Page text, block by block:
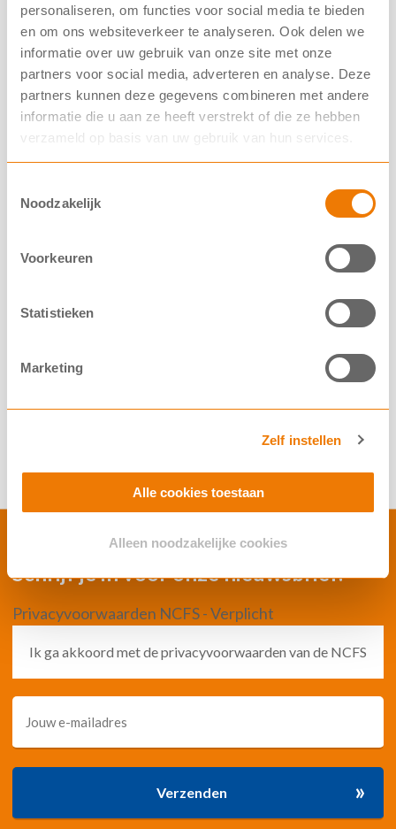
personaliseren, om functies voor social media te bieden
en om ons websiteverkeer te analyseren. Ook delen we
informatie over uw gebruik van onze site met onze
partners voor social media, adverteren en analyse. Deze
partners kunnen deze gegevens combineren met andere
informatie die u aan ze heeft verstrekt of die ze hebben
verzameld op basis van uw gebruik van hun services.
Noodzakelijk
Voorkeuren
Statistieken
Marketing
Zelf instellen
Alle cookies toestaan
Alleen noodzakelijke cookies
Herbeoordeling vergoeding Kaftrio* voor meer
mutaties gestart
NCFS steunt campagne #IkKanNietMeer tegen
hogere zorgkosten
Meerdere CF‑onderzoeken stopgezet
Online collecteweken 2026
Steun mensen met taaislijmziekte
te veranderen, is nog veel onderzoek nodig. Wij zetten
ook om taaislijmziekte?
»
Schrijf je in voor onze nieuwsbrief:
Privacyvoorwaarden NCFS - Verplicht
Ik ga akkoord met de privacyvoorwaarden van de NCFS
Verzenden »